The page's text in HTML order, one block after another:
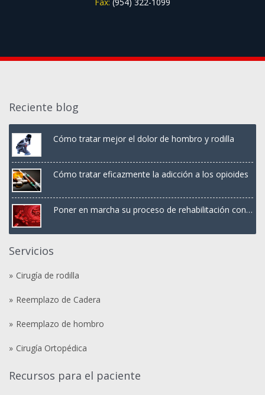
Reciente blog
Cómo tratar mejor el dolor de hombro y rodilla
Cómo tratar eficazmente la adicción a los opioides
Poner en marcha su proceso de rehabilitación con
Servicios
Cirugía de rodilla
Reemplazo de Cadera
Reemplazo de hombro
Cirugía Ortopédica
Recursos para el paciente